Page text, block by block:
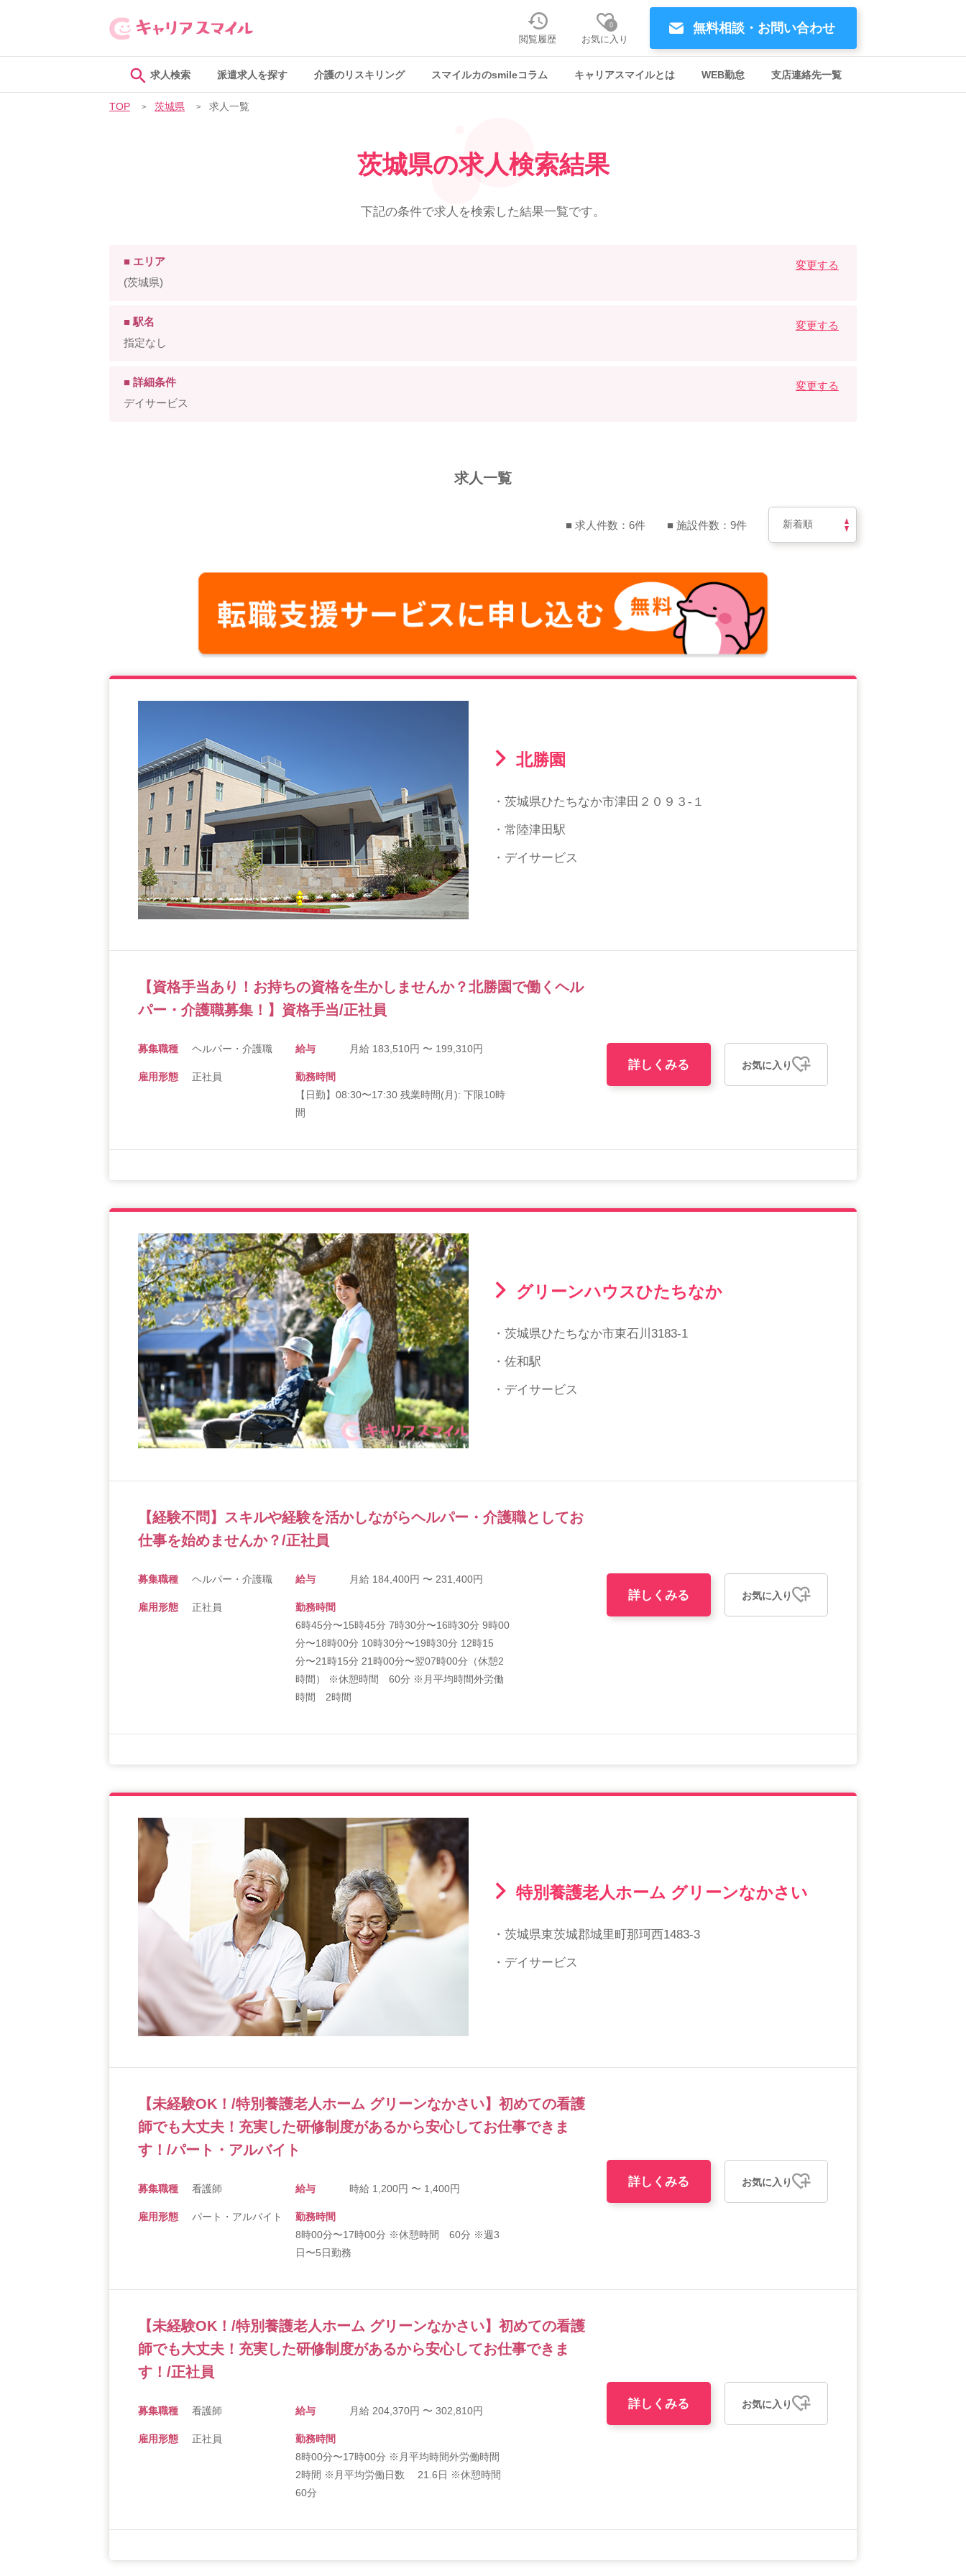
無料相談・お問い合わせ
閲覧履歴
0
お気に入り
求人検索 派遣求人を探す 介護のリスキリング スマイルカのsmileコラム キャリアスマイルとは WEB勤怠 支店連絡先一覧
TOP 茨城県 求人一覧
茨城県の求人検索結果
下記の条件で求人を検索した結果一覧です。
■ エリア
(茨城県)
変更する
■ 駅名
指定なし
変更する
■ 詳細条件
デイサービス
変更する
求人一覧
■ 求人件数：6件 ■ 施設件数：9件
北勝園
・茨城県ひたちなか市津田２０９３-１
・常陸津田駅
・デイサービス
【資格手当あり！お持ちの資格を生かしませんか？北勝園で働くヘル
パー・介護職募集！】資格手当/正社員
募集職種 ヘルパー・介護職 給与 月給 183,510円 〜 199,310円
雇用形態 正社員
勤務時間
【日勤】08:30〜17:30 残業時間(月): 下限10時
間
詳しくみる お気に入り
グリーンハウスひたちなか
・茨城県ひたちなか市東石川3183-1
・佐和駅
・デイサービス
【経験不問】スキルや経験を活かしながらヘルパー・介護職としてお
仕事を始めませんか？/正社員
募集職種 ヘルパー・介護職 給与 月給 184,400円 〜 231,400円
雇用形態 正社員
勤務時間
6時45分〜15時45分 7時30分〜16時30分 9時00
分〜18時00分 10時30分〜19時30分 12時15
分〜21時15分 21時00分〜翌07時00分（休憩2
時間） ※休憩時間 60分 ※月平均時間外労働
時間 2時間
詳しくみる お気に入り
特別養護老人ホーム グリーンなかさい
・茨城県東茨城郡城里町那珂西1483-3
・デイサービス
【未経験OK！/特別養護老人ホーム グリーンなかさい】初めての看護
師でも大丈夫！充実した研修制度があるから安心してお仕事できま
す！/パート・アルバイト
募集職種 看護師 給与 時給 1,200円 〜 1,400円
雇用形態 パート・アルバイト
勤務時間
8時00分〜17時00分 ※休憩時間 60分 ※週3
日〜5日勤務
詳しくみる お気に入り
【未経験OK！/特別養護老人ホーム グリーンなかさい】初めての看護
師でも大丈夫！充実した研修制度があるから安心してお仕事できま
す！/正社員
募集職種 看護師 給与 月給 204,370円 〜 302,810円
雇用形態 正社員
勤務時間
8時00分〜17時00分 ※月平均時間外労働時間
2時間 ※月平均労働日数 21.6日 ※休憩時間
60分
詳しくみる お気に入り